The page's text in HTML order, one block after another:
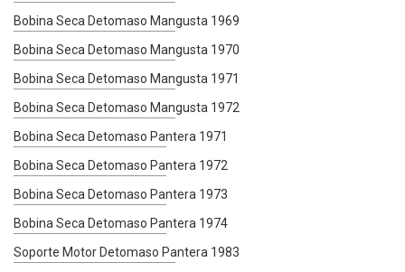
Bobina Seca Detomaso Mangusta 1969
Bobina Seca Detomaso Mangusta 1970
Bobina Seca Detomaso Mangusta 1971
Bobina Seca Detomaso Mangusta 1972
Bobina Seca Detomaso Pantera 1971
Bobina Seca Detomaso Pantera 1972
Bobina Seca Detomaso Pantera 1973
Bobina Seca Detomaso Pantera 1974
Soporte Motor Detomaso Pantera 1983